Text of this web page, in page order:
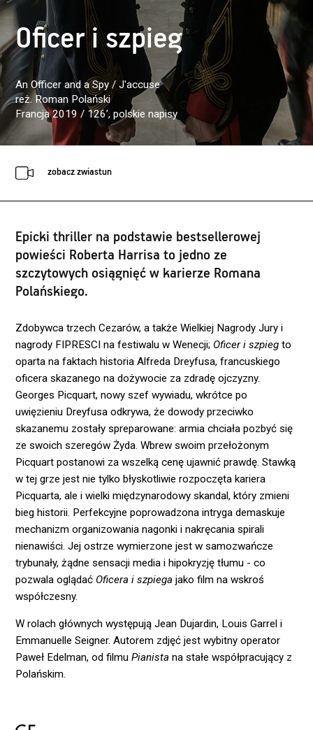
Oficer i szpieg
An Officer and a Spy / J'accuse
reż. Roman Polański
Francja 2019 / 126’, polskie napisy
zobacz zwiastun
Epicki thriller na podstawie bestsellerowej
powieści Roberta Harrisa to jedno ze
szczytowych osiągnięć w karierze Romana
Polańskiego.
Zdobywca trzech Cezarów, a także Wielkiej Nagrody Jury i
nagrody FIPRESCI na festiwalu w Wenecji; Oficer i szpieg to
oparta na faktach historia Alfreda Dreyfusa, francuskiego
oficera skazanego na dożywocie za zdradę ojczyzny.
Georges Picquart, nowy szef wywiadu, wkrótce po
uwięzieniu Dreyfusa odkrywa, że dowody przeciwko
skazanemu zostały spreparowane: armia chciała pozbyć się
ze swoich szeregów Żyda. Wbrew swoim przełożonym
Picquart postanowi za wszelką cenę ujawnić prawdę. Stawką
w tej grze jest nie tylko błyskotliwie rozpoczęta kariera
Picquarta, ale i wielki międzynarodowy skandal, który zmieni
bieg historii. Perfekcyjne poprowadzona intryga demaskuje
mechanizm organizowania nagonki i nakręcania spirali
nienawiści. Jej ostrze wymierzone jest w samozwańcze
trybunały, żądne sensacji media i hipokryzję tłumu - co
pozwala oglądać Oficera i szpiega jako film na wskroś
współczesny.
W rolach głównych występują Jean Dujardin, Louis Garrel i
Emmanuelle Seigner. Autorem zdjęć jest wybitny operator
Paweł Edelman, od filmuPianista na stałe współpracujący z
Polańskim.